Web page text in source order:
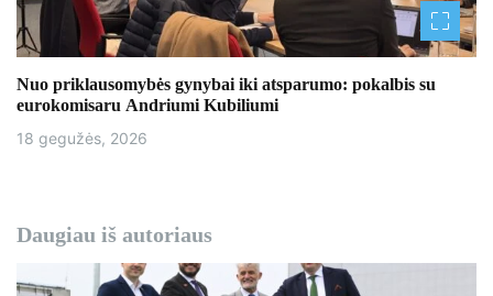
Nuo priklausomybės gynybai iki atsparumo: pokalbis su
eurokomisaru Andriumi Kubiliumi
18 gegužės, 2026
Daugiau iš autoriaus